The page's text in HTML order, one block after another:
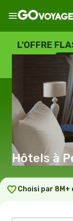
L'OFFRE
--
JOURS
Choisi par 8M+